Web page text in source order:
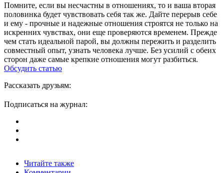
Помните, если вы несчастны в отношениях, то и ваша вторая
половинка будет чувствовать себя так же. Дайте перерыв себе
и ему - прочные и надежные отношения строятся не только на
искренних чувствах, они еще проверяются временем. Прежде
чем стать идеальной парой, вы должны пережить и разделить
совместный опыт, узнать человека лучше. Без усилий с обеих
сторон даже самые крепкие отношения могут разбиться.
Обсудить статью
Рассказать друзьям:
Подписаться на журнал:
Читайте также